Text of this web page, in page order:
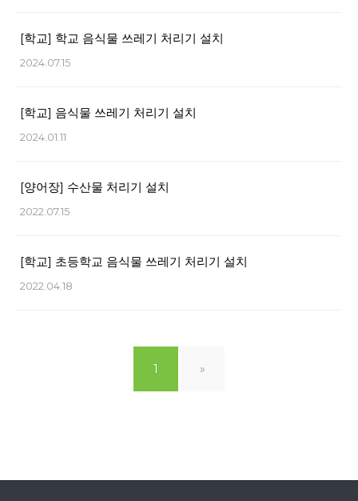
[학교] 학교 음식물 쓰레기 처리기 설치
2024.07.15
[학교] 음식물 쓰레기 처리기 설치
2024.01.11
[양어장] 수산물 처리기 설치
2022.07.15
[학교] 초등학교 음식물 쓰레기 처리기 설치
2022.04.18
1 »